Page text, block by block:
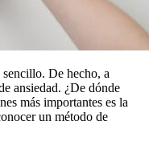
De hecho, a
ansiedad. ¿De dónde
más importantes es la
un método de